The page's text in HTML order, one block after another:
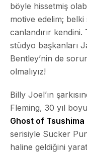
böyle hissetmiş
motive edelim;
canlandırır
stüdyo başkanları
Bentley’nin de
olmalıyız!
Billy Joel’ın
Fleming, 30 yıl
Ghost of Tsushima
serisiyle Sucker
haline geldiğini